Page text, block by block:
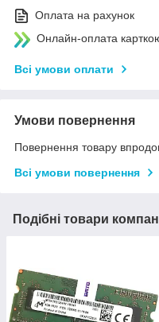
Оплата на рахунок
Онлайн-оплата
Всі умови оплати
Умови повернення
Повернення товару
Всі умови повернення
Подібні товари